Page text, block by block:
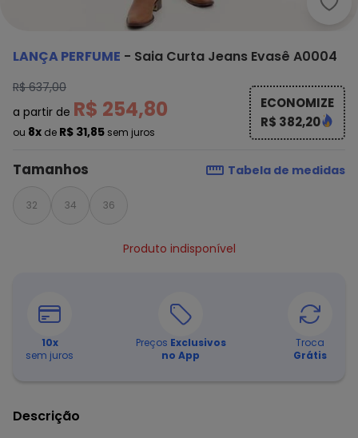
LANÇA PERFUME - Saia Curta Jeans Evasê A0004
R$ 637,00
a partir de R$ 254,80
ou 8x de R$ 31,85 sem juros
ECONOMIZE
R$ 382,20
Tamanhos Tabela de medidas
32 34 36
Produto indisponível
10x
sem juros
Preços Exclusivos
no App
Troca
Grátis
Descrição